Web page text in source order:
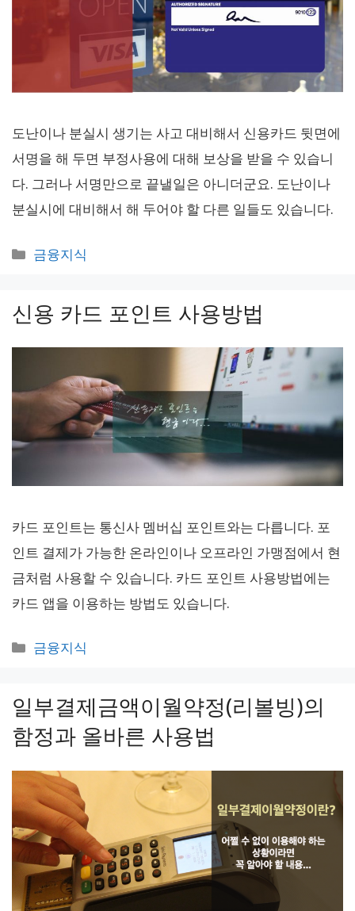
도난이나 분실시 생기는 사고 대비해서 신용카드 뒷면에
서명을 해 두면 부정사용에 대해 보상을 받을 수 있습니
다. 그러나 서명만으로 끝낼일은 아니더군요. 도난이나
분실시에 대비해서 해 두어야 할 다른 일들도 있습니다.
카
리
금융지식
신용 카드 포인트 사용방법
카드 포인트는 통신사 멤버십 포인트와는 다릅니다. 포
인트 결제가 가능한 온라인이나 오프라인 가맹점에서 현
금처럼 사용할 수 있습니다. 카드 포인트 사용방법에는
카드 앱을 이용하는 방법도 있습니다.
카
리
금융지식
일부결제금액이월약정(리볼빙)의
함정과 올바른 사용법